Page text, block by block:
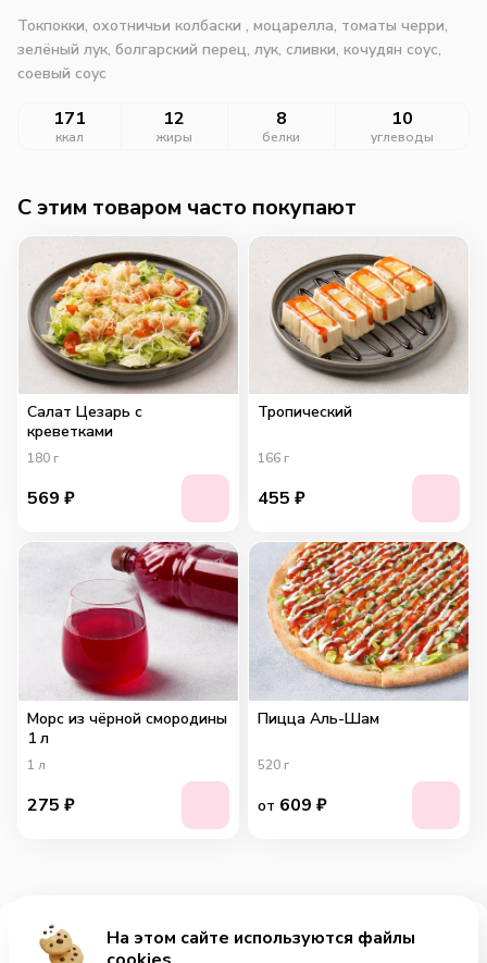
Токпокки, охотничьи колбаски , моцарелла, томаты черри,
зелёный лук, болгарский перец, лук, сливки, кочудян соус,
соевый соус
171
ккал
12
жиры
8
белки
10
углеводы
Добавить за 535₽
C этим товаром часто покупают
Салат Цезарь с
креветками
180 г
569 ₽
Тропический
166 г
455 ₽
Морс из чёрной смородины
1 л
1 л
275 ₽
Пицца Аль-Шам
520 г
от 609 ₽
На этом сайте используются файлы